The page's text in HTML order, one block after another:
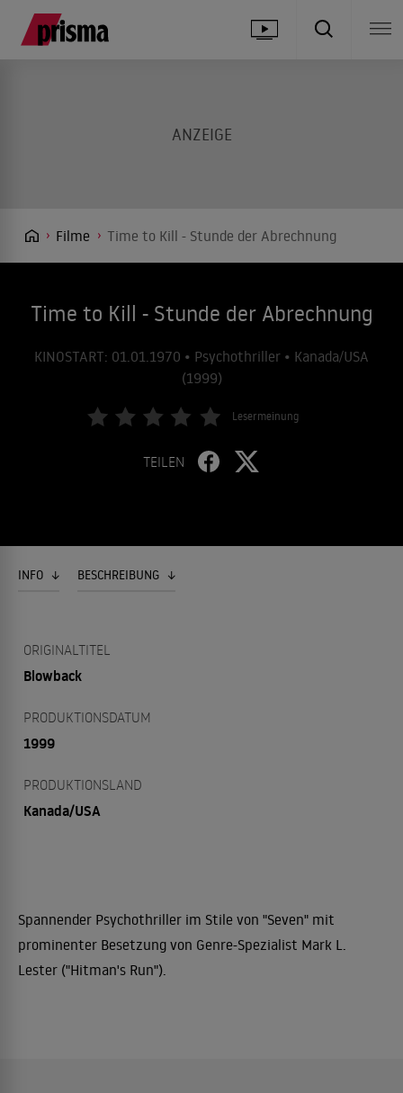
Filme Time to Kill - Stunde der Abrechnung
Time to Kill - Stunde der Abrechnung
KINOSTART: 01.01.1970 • Psychothriller • Kanada/USA
(1999)
Lesermeinung
TEILEN
INFO BESCHREIBUNG
ORIGINALTITEL
Blowback
PRODUKTIONSDATUM
1999
PRODUKTIONSLAND
Kanada/USA
Spannender Psychothriller im Stile von "Seven" mit
prominenter Besetzung von Genre-Spezialist Mark L.
Lester ("Hitman's Run").